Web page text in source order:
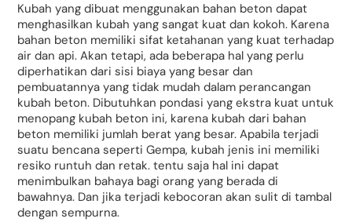
Kubah yang dibuat menggunakan bahan beton dapat
menghasilkan kubah yang sangat kuat dan kokoh. Karena
bahan beton memiliki sifat ketahanan yang kuat terhadap
air dan api. Akan tetapi, ada beberapa hal yang perlu
diperhatikan dari sisi biaya yang besar dan
pembuatannya yang tidak mudah dalam perancangan
kubah beton. Dibutuhkan pondasi yang ekstra kuat untuk
menopang kubah beton ini, karena kubah dari bahan
beton memiliki jumlah berat yang besar. Apabila terjadi
suatu bencana seperti Gempa, kubah jenis ini memiliki
resiko runtuh dan retak. tentu saja hal ini dapat
menimbulkan bahaya bagi orang yang berada di
bawahnya. Dan jika terjadi kebocoran akan sulit di tambal
dengan sempurna.